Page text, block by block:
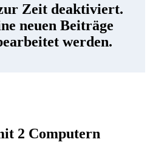
Zeit deaktiviert.
neuen Beiträge
werden.
2 Computern